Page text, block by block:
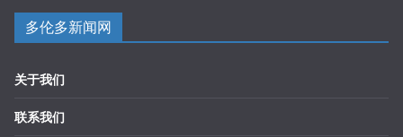
多伦多新闻网
关于我们
联系我们